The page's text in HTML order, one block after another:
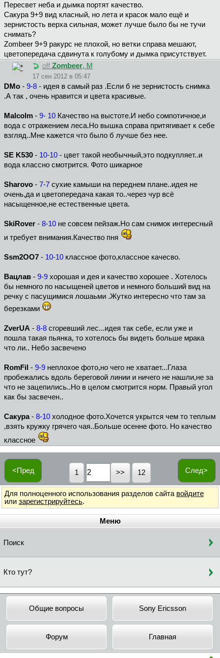
Пересвет неба и дымка портят качество.
Сакура 9+9 вид класный, но лета и красок мало ещё и
зернистость верха сильная, может лучше было бы не тучи
снимать?
Zombeer 9+9 ракурс не плохой, но ветки справа мешают,
цветопередача сдвинута к голубому и дымка присутствует.
off Zombeer, М
17 сен 2012 в 05:47
DMo - 9-8 - идея в самый раз .Если б не зернистость снимка
.А так , очень нравится и цвета красивые.
Malcolm - 9- 10 Качество на выстоте.И небо сомпотичное,и
вода с отражением леса.Но вышка справа притягивает к себе
взгляд..Мне кажется что было б лучше без нее.
SE K530 - 10-10 - цвет такой необычный,это подкупляет..и
вода классно смотрится. Фото шикарное
Sharovo - 7-7 сухие камыши на переднем плане..идея не
очень,да и цветопередача какая то..через чур всё
насыщенное,не естественные цвета.
SkiRover - 8-10 не совсем пейзаж.Но сам снимок интересный
и требует внимания.Качество пня
Ssm2OO7 - 10-10 классное фото,классное качесво.
Вацлав - 9-9 хорошая и дея и качество хорошее . Хотелось
бы немного по насыщеней цветов и немного больший вид на
речку с пасущимися лошаьми .Жутко интересно что там за
березками
ZverUA - 8-8 сгоревший лес...идея так себе, если уже и
пошла такая пьянка, то хотелось бы видеть больше мрака
что ли.. Небо засвечено
RomFil - 9-9 неплохое фото,но чего не хватает...Глаза
пробежались вдоль береговой линии и ничего не нашли,не за
что не зацепились..Но в целом смотрится норм. Правый угол
как бы засвечен..
Сакура- 8-10 холодное фото.Хочется укрытся чем то теплым
,взять кружку грячего чая..Больше осенне фото. Но качество
классное
<Пред След>
1 12
Для полноценного использования разделов сайта войдите
или зарегистрируйтесь.
Меню
Поиск
Кто тут?
Общие вопросы Sony Ericsson
Форум Главная